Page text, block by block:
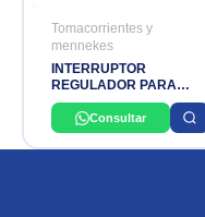
Tomacorrientes y
mennekes
INTERRUPTOR
REGULADOR PARA
PANEL LED DIMMER
MCU 0 10V 7014039
OSRAM
Consultar